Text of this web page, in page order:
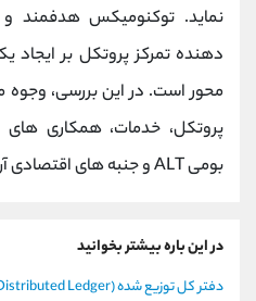
‌نماید. توکنومیکس هدفمند و
‌دهنده تمرکز پروتکل بر
محور است. در این بررسی، وجوه
پروتکل، خدمات، همکاری ‌های
بومی ALT و جنبه‌ های اقتصادی آن مورد تحلیل قرار گرفت.
در این باره بیشتر بخوانید
دفتر کل توزیع شده (Distributed Ledger) چیست؟